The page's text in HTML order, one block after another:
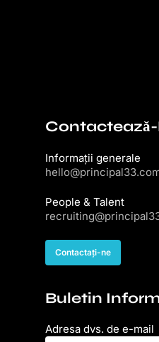
Informații generale
People & Talent
Contactați-ne
Buletin
Adresa dvs. de e-mail